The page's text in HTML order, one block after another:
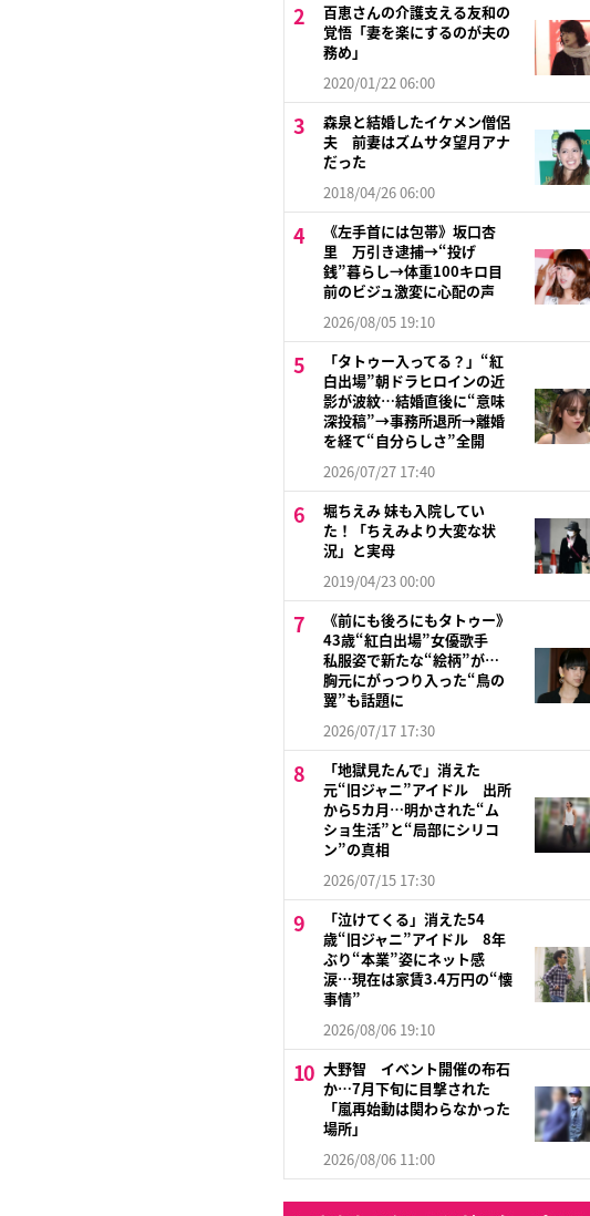
百恵さんの介護支える友和の
覚悟「妻を楽にするのが夫の
務め」
2020/01/22 06:00
森泉と結婚したイケメン僧侶
夫 前妻はズムサタ望月アナ
だった
2018/04/26 06:00
《左手首には包帯》坂口杏
里 万引き逮捕→“投げ
銭”暮らし→体重100キロ目
前のビジュ激変に心配の声
2026/08/05 19:10
「タトゥー入ってる？」“紅
白出場”朝ドラヒロインの近
影が波紋…結婚直後に“意味
深投稿”→事務所退所→離婚
を経て“自分らしさ”全開
2026/07/27 17:40
堀ちえみ 妹も入院してい
た！「ちえみより大変な状
況」と実母
2019/04/23 00:00
《前にも後ろにもタトゥー》
43歳“紅白出場”女優歌手
私服姿で新たな“絵柄”が…
胸元にがっつり入った“鳥の
翼”も話題に
2026/07/17 17:30
「地獄見たんで」消えた
元“旧ジャニ”アイドル 出所
から5カ月…明かされた“ム
ショ生活”と“局部にシリコ
ン”の真相
2026/07/15 17:30
「泣けてくる」消えた54
歳“旧ジャニ”アイドル 8年
ぶり“本業”姿にネット感
涙…現在は家賃3.4万円の“懐
事情”
2026/08/06 19:10
大野智 イベント開催の布石
か…7月下旬に目撃された
「嵐再始動は関わらなかった
場所」
2026/08/06 11:00